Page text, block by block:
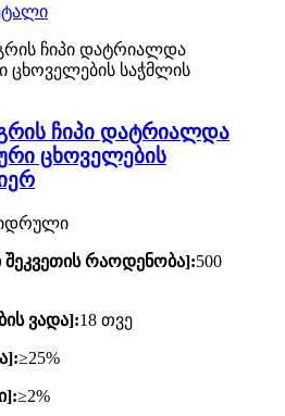
ჩიპი დატრიალდა
ცხოველების
შეკვეთის რაოდენობა]:500
ვადა]:18 თვე
≥25%
≥2%